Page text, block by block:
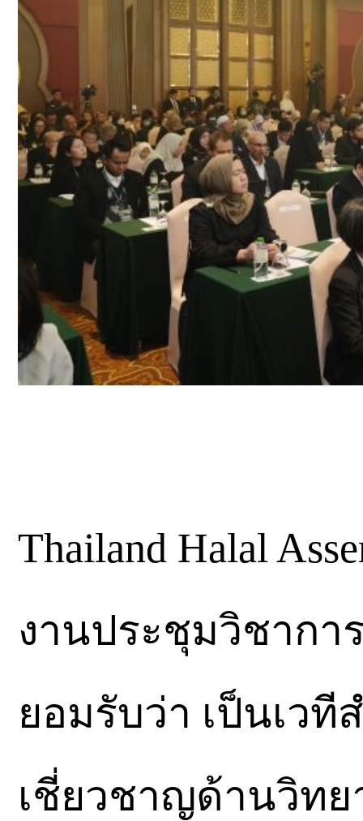
Thailand Halal
งานประชุมวิชากา
ยอมรับว่า เป็นเว
เชี่ยวชาญด้านวิท